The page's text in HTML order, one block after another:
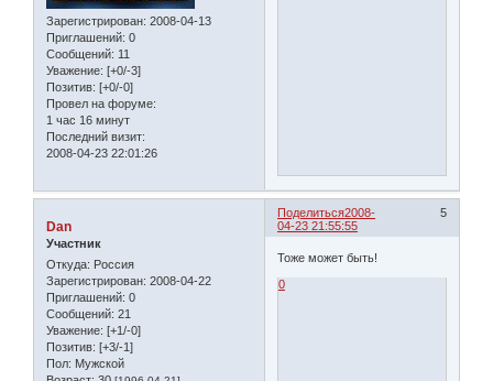
Зарегистрирован: 2008-04-13
Приглашений: 0
Сообщений: 11
Уважение: [+0/-3]
Позитив: [+0/-0]
Провел на форуме:
1 час 16 минут
Последний визит:
2008-04-23 22:01:26
Поделиться 5
2008-
04-23 21:55:55
Dan
Участник
Откуда: Россия
Зарегистрирован: 2008-04-22
Приглашений: 0
Сообщений: 21
Уважение: [+1/-0]
Позитив: [+3/-1]
Пол: Мужской
Тоже может быть!
0